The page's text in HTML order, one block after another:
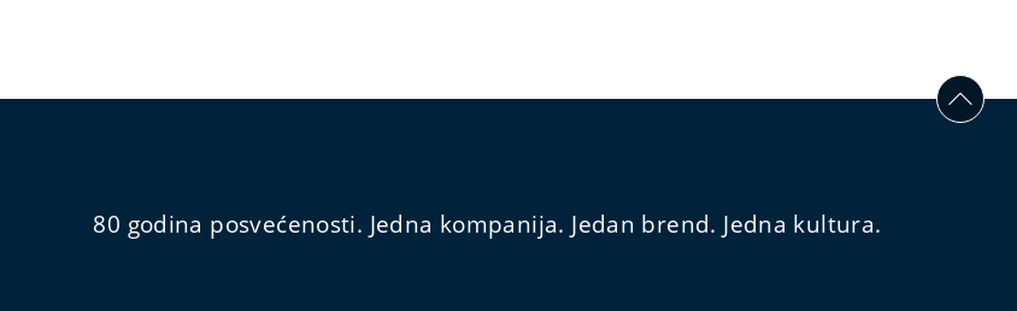
80 godina posvećenosti. Jedna kompanija. Jedan brend. Jedna kultura.